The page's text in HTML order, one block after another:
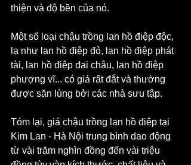
thiện và độ bền của nó.
Một số loại chậu trồng lan hồ điệp độc,
lạ như lan hồ điệp đỏ, lan hồ điệp phát
tài, lan hồ điệp đai châu, lan hồ điệp
phượng vĩ... có giá rất đắt và thường
được săn lùng bởi các nhà sưu tập.
Tóm lại, giá chậu trồng lan hồ điệp tại
Kim Lan - Hà Nội trung bình dao động
từ vài trăm nghìn đồng đến vài triệu